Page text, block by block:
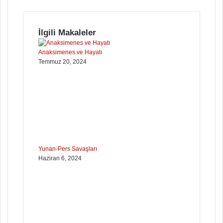
İlgili Makaleler
Anaksimenes ve Hayatı
Temmuz 20, 2024
Yunan-Pers Savaşları
Haziran 6, 2024